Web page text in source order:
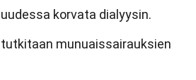
korvata dialyysin.
munuaissairauksien